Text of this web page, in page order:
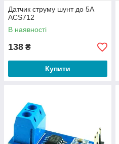
Датчик струму шунт до 5А
ACS712
В наявності
138 ₴
Купити